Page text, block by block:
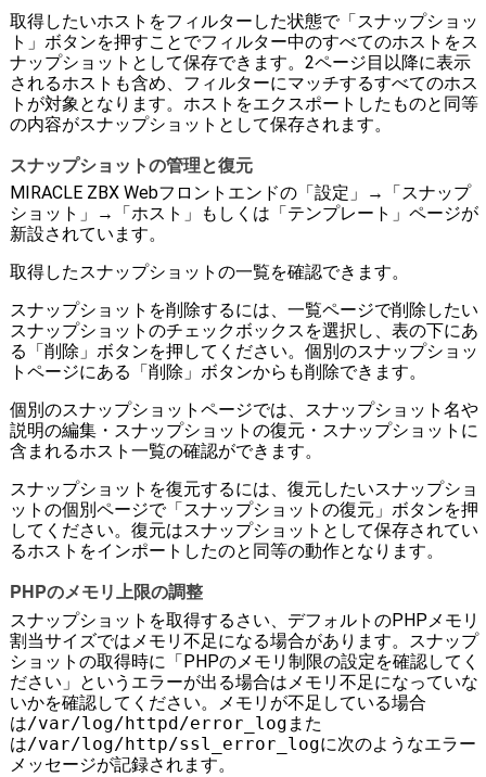
取得したいホストをフィルターした状態で「スナップショッ
ト」ボタンを押すことでフィルター中のすべてのホストをス
ナップショットとして保存できます。2ページ目以降に表示
されるホストも含め、フィルターにマッチするすべてのホス
トが対象となります。ホストをエクスポートしたものと同等
の内容がスナップショットとして保存されます。
スナップショットの管理と復元
MIRACLE ZBX Webフロントエンドの「設定」→「スナップ
ショット」→「ホスト」もしくは「テンプレート」ページが
新設されています。
取得したスナップショットの一覧を確認できます。
スナップショットを削除するには、一覧ページで削除したい
スナップショットのチェックボックスを選択し、表の下にあ
る「削除」ボタンを押してください。個別のスナップショッ
トページにある「削除」ボタンからも削除できます。
個別のスナップショットページでは、スナップショット名や
説明の編集・スナップショットの復元・スナップショットに
含まれるホスト一覧の確認ができます。
スナップショットを復元するには、復元したいスナップショ
ットの個別ページで「スナップショットの復元」ボタンを押
してください。復元はスナップショットとして保存されてい
るホストをインポートしたのと同等の動作となります。
PHPのメモリ上限の調整
スナップショットを取得するさい、デフォルトのPHPメモリ
割当サイズではメモリ不足になる場合があります。スナップ
ショットの取得時に「PHPのメモリ制限の設定を確認してく
ださい」というエラーが出る場合はメモリ不足になっていな
いかを確認してください。メモリが不足している場合
は/var/log/httpd/error_log また
は/var/log/http/ssl_error_logに次のようなエラー
メッセージが記録されます。